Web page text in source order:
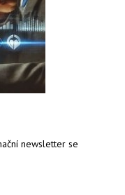
newsletter se